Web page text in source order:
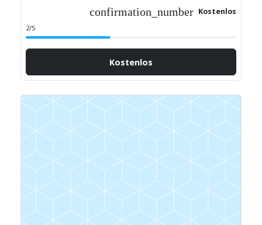
confirmation_number Kostenlos
2/5
Kostenlos